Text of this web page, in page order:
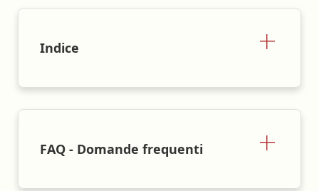
Indice
FAQ - Domande frequenti